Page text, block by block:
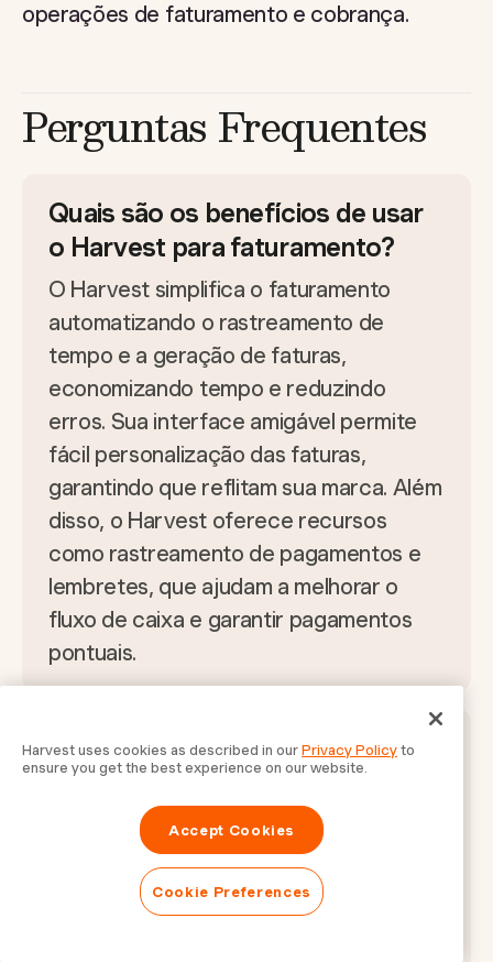
operações de faturamento e cobrança.
Perguntas Frequentes
Quais são os benefícios de usar
o Harvest para faturamento?
O Harvest simplifica o faturamento
automatizando o rastreamento de
tempo e a geração de faturas,
economizando tempo e reduzindo
erros. Sua interface amigável permite
fácil personalização das faturas,
garantindo que reflitam sua marca. Além
disso, o Harvest oferece recursos
como rastreamento de pagamentos e
lembretes, que ajudam a melhorar o
fluxo de caixa e garantir pagamentos
pontuais.
Como o Harvest se compara a
outras ferramentas de
faturamento?
O Harvest se destaca entre as
ferramentas de faturamento devido à
sua integração perfeita com recursos
Harvest uses cookies as described in ourPrivacy Policyto
ensure you get the best experience on our website.
Accept Cookies
Cookie Preferences